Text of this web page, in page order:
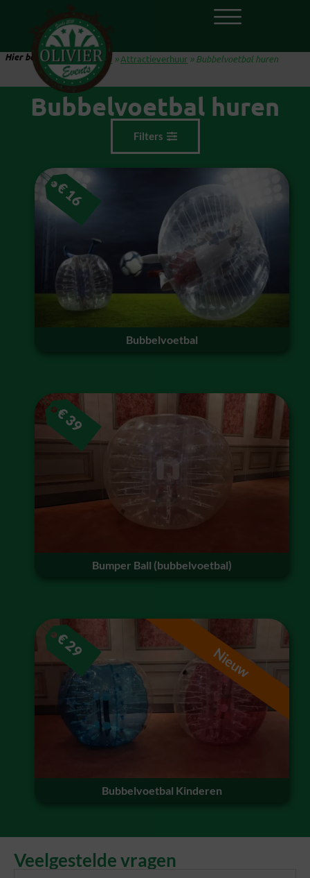
Hier ben je: Home »Attractieverhuur »Bubbelvoetbal huren
Bubbelvoetbal huren
Filters
Bubbelvoetbal
€
16
Bumper Ball (bubbelvoetbal)
€
39
Nieuw
Bubbelvoetbal Kinderen
€
29
Veelgestelde vragen